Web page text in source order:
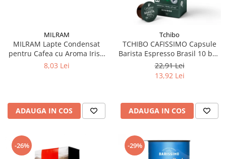
MILRAM
MILRAM Lapte Condensat
pentru Cafea cu Aroma Irish
Cream 10x14g
8,03 Lei
ADAUGA IN COS
Tchibo
TCHIBO CAFISSIMO Capsule
Barista Espresso Brasil 10 buc
80g (27.10.2026)
22,91 Lei
13,92 Lei
ADAUGA IN COS
-26% -29%